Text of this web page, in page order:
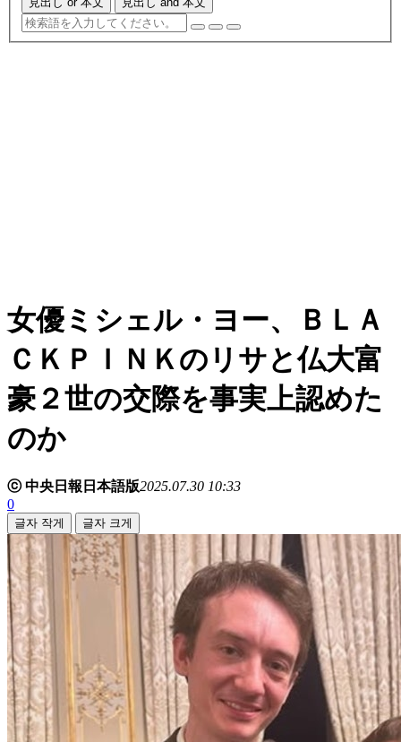
女優ミシェル・ヨー、ＢＬＡ
ＣＫＰＩＮＫのリサと仏大富
豪２世の交際を事実上認めた
のか
ⓒ 中央日報日本語版2025.07.30 10:33
0
글자 작게 글자 크게